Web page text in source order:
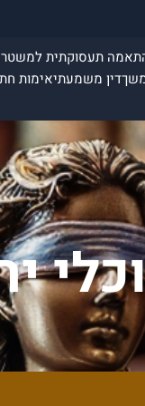
תעסוקתית
דין משמעתיאימות